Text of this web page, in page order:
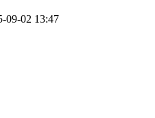
09-02 13:47